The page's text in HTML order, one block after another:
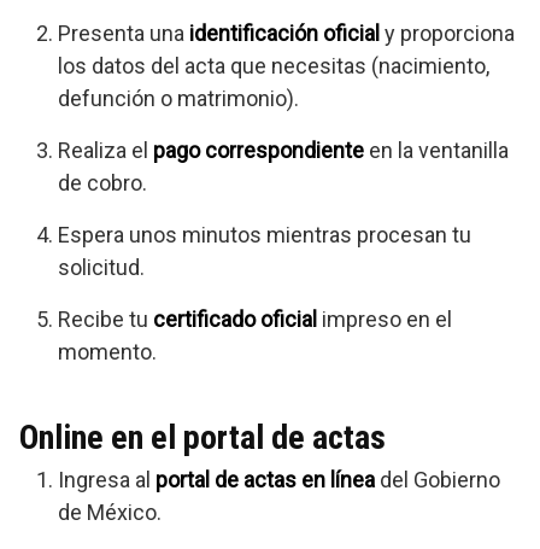
Presenta una identificación oficialy proporciona
los datos del acta que necesitas (nacimiento,
defunción o matrimonio).
Realiza el pago correspondiente en la ventanilla
de cobro.
Espera unos minutos mientras procesan tu
solicitud.
Recibe tu certificado oficial impreso en el
momento.
Online en el portal de actas
Ingresa al portal de actas en línea del Gobierno
de México.